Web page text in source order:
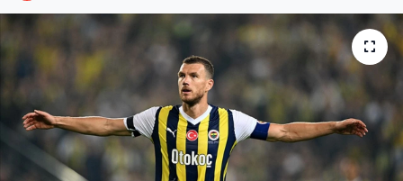
Ramazan
Resmi İlanlar
Rüya Tabirleri
Sağlık